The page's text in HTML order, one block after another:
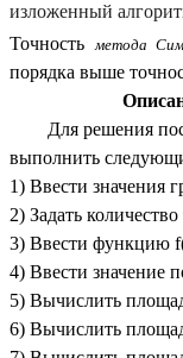
изложенный
Точность метода
порядка выше
Для решения
выполнить
1) Ввести значения
2) Задать
3) Ввести функцию
4) Ввести значение
5) Вычислить
6) Вычислить